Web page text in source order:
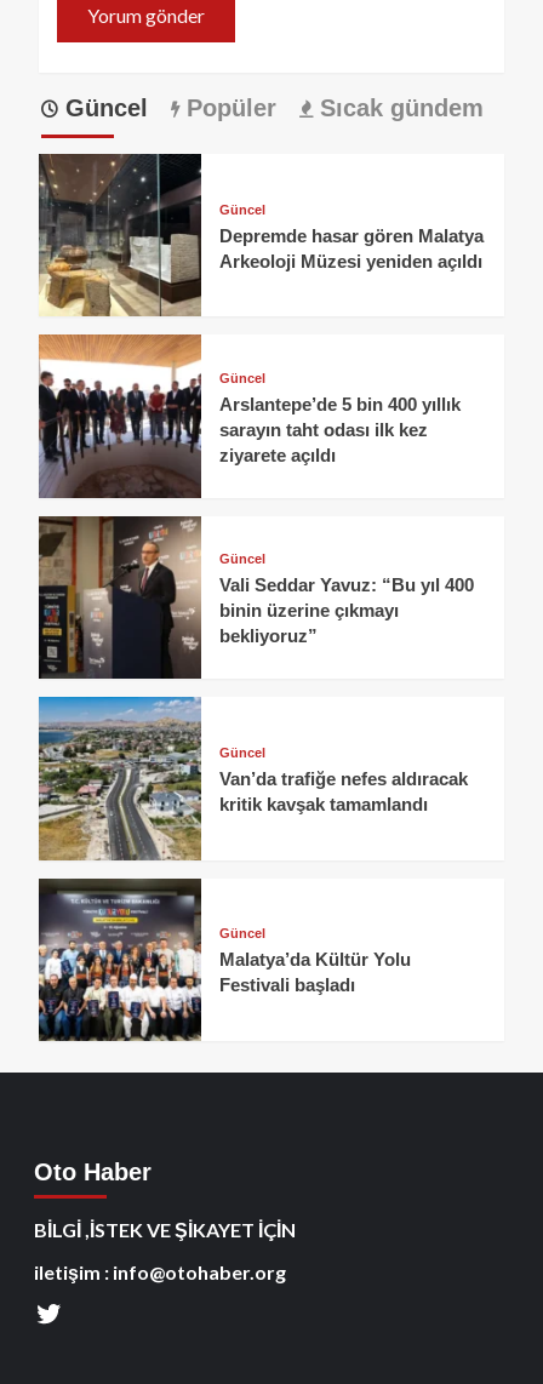
Güncel Popüler Sıcak gündem
Güncel
Depremde hasar gören Malatya
Arkeoloji Müzesi yeniden açıldı
Güncel
Arslantepe’de 5 bin 400 yıllık
sarayın taht odası ilk kez
ziyarete açıldı
Güncel
Vali Seddar Yavuz: “Bu yıl 400
binin üzerine çıkmayı
bekliyoruz”
Güncel
Van’da trafiğe nefes aldıracak
kritik kavşak tamamlandı
Güncel
Malatya’da Kültür Yolu
Festivali başladı
Oto Haber
BİLGİ ,İSTEK VE ŞİKAYET İÇİN
iletişim : info@otohaber.org